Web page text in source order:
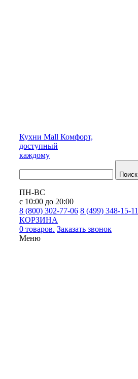
Кухни Mall Комфорт,
доступный
каждому
Поиск
ПН-ВС
с 10:00 до 20:00
8 (800) 302-77-06 8 (499) 348-15-11
КОРЗИНА
0 товаров. Заказать звонок
Меню